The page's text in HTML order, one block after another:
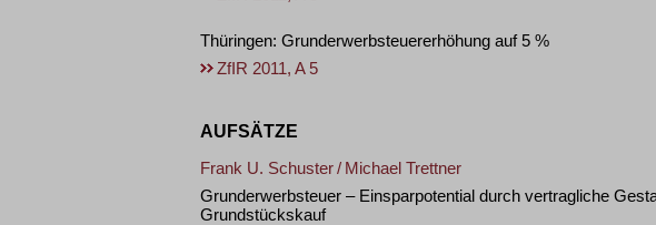
Thüringen: Grunderwerbsteuererhöhung auf 5 %
ZfIR 2011, A 5
AUFSÄTZE
Frank U. Schuster/ Michael Trettner
Grunderwerbsteuer – Einsparpotential durch vertragliche
Grundstückskauf